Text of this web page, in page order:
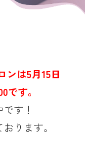
ンは5月15日
です。
す！
ります。